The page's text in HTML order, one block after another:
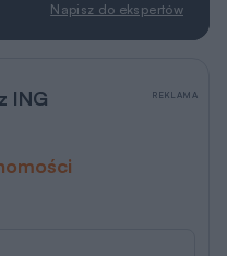
Napisz do ekspertów
ING REKLAMA